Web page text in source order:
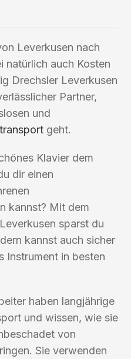
Leverkusen nach
natürlich auch Kosten
Drechsler Leverkusen
Partner,
und
geht.
Klavier dem
dir einen
kannst? Mit dem
sparst du
kannst auch sicher
Instrument in besten
haben langjährige
und wissen, wie sie
von
Sie verwenden